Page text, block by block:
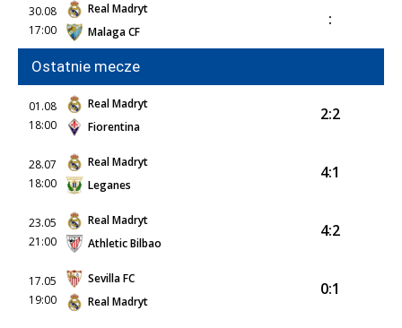
30.08
17:00
Real Madryt
Malaga CF
:
Ostatnie mecze
01.08
18:00
Real Madryt
Fiorentina
2:2
28.07
18:00
Real Madryt
Leganes
4:1
23.05
21:00
Real Madryt
Athletic Bilbao
4:2
17.05
19:00
Sevilla FC
Real Madryt
0:1